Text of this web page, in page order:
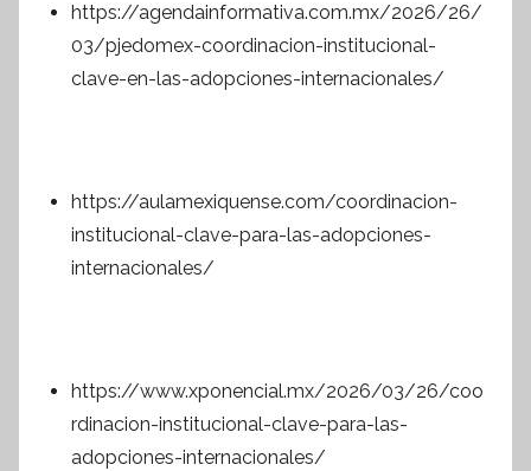
https://agendainformativa.com.mx/2026/26/
03/pjedomex-coordinacion-institucional-
clave-en-las-adopciones-internacionales/
https://aulamexiquense.com/coordinacion-
institucional-clave-para-las-adopciones-
internacionales/
https://www.xponencial.mx/2026/03/26/coo
rdinacion-institucional-clave-para-las-
adopciones-internacionales/